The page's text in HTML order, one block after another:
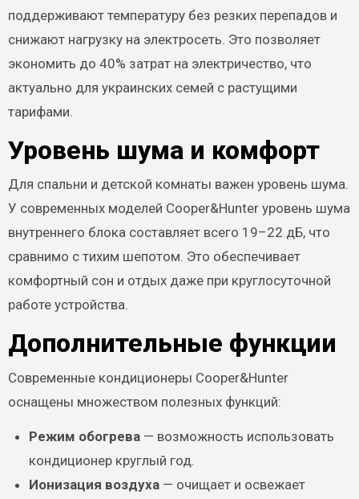
поддерживают температуру без резких перепадов и
снижают нагрузку на электросеть. Это позволяет
экономить до 40% затрат на электричество, что
актуально для украинских семей с растущими
тарифами.
Уровень шума и комфорт
Для спальни и детской комнаты важен уровень шума.
У современных моделей Cooper&Hunter уровень шума
внутреннего блока составляет всего 19–22 дБ, что
сравнимо с тихим шепотом. Это обеспечивает
комфортный сон и отдых даже при круглосуточной
работе устройства.
Дополнительные функции
Современные кондиционеры Cooper&Hunter
оснащены множеством полезных функций:
Режим обогрева— возможность использовать
кондиционер круглый год.
Ионизация воздуха— очищает и освежает